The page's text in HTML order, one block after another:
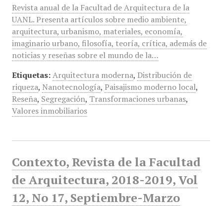
Revista anual de la Facultad de Arquitectura de la
UANL. Presenta artículos sobre medio ambiente,
arquitectura, urbanismo, materiales, economía,
imaginario urbano, filosofía, teoría, crítica, además de
noticias y reseñas sobre el mundo de la…
Etiquetas: Arquitectura moderna, Distribución de
riqueza, Nanotecnología, Paisajismo moderno local,
Reseña, Segregación, Transformaciones urbanas,
Valores inmobiliarios
Contexto, Revista de la Facultad
de Arquitectura, 2018-2019, Vol
12, No 17, Septiembre-Marzo